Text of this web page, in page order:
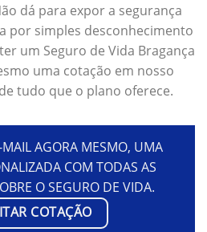
dá para expor a segurança
por simples desconhecimento
um Seguro de Vida Bragança
uma cotação em nosso
tudo que o plano oferece.
MAIL AGORA MESMO, UMA
COM TODAS AS
O SEGURO DE VIDA.
COTAÇÃO